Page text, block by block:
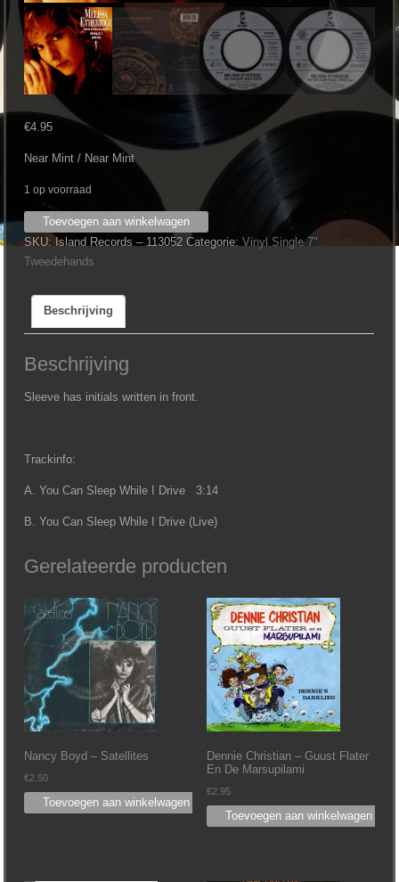
€4.95
Near Mint / Near Mint
1 op voorraad
Melissa
Etheridge
‎–
Can
Sleep
While
I
(7")
Toevoegen aan winkelwagen
SKU: Island Records – 113052 Categorie:Vinyl Single 7"
Tweedehands
Beschrijving
Beschrijving
Sleeve has initials written in front.
Trackinfo:
A. You Can Sleep While I Drive 3:14
B. You Can Sleep While I Drive (Live)
Gerelateerde producten
Nancy Boyd ‎– Satellites
€2.50
Toevoegen aan winkelwagen
Dennie Christian ‎– Guust Flater
En De Marsupilami
€2.95
Toevoegen aan winkelwagen